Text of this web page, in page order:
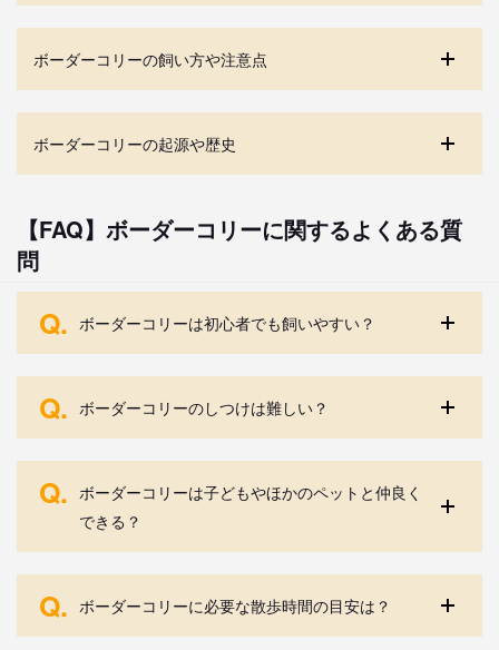
ボーダーコリーの飼い方や注意点
ボーダーコリーの起源や歴史
【FAQ】ボーダーコリーに関するよくある質
問
Q. ボーダーコリーは初心者でも飼いやすい？
Q. ボーダーコリーのしつけは難しい？
Q. ボーダーコリーは子どもやほかのペットと仲良く
できる？
Q. ボーダーコリーに必要な散歩時間の目安は？